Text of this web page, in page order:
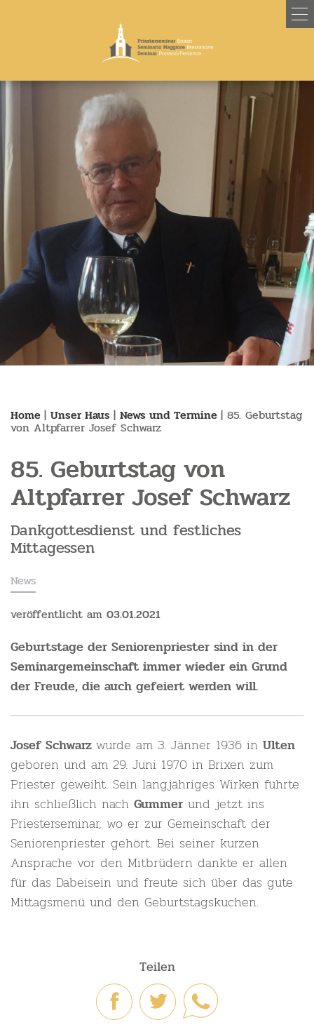
Home | Unser Haus | News und Termine | 85. Geburtstag
von Altpfarrer Josef Schwarz
85. Geburtstag von
Altpfarrer Josef Schwarz
Dankgottesdienst und festliches
Mittagessen
News
veröffentlicht am 03.01.2021
Geburtstage der Seniorenpriester sind in der
Seminargemeinschaft immer wieder ein Grund
der Freude, die auch gefeiert werden will.
Josef Schwarz wurde am 3. Jänner 1936 in Ulten
geboren und am 29. Juni 1970 in Brixen zum
Priester geweiht. Sein langjähriges Wirken führte
ihn schließlich nach Gummer und jetzt ins
Priesterseminar, wo er zur Gemeinschaft der
Seniorenpriester gehört. Bei seiner kurzen
Ansprache vor den Mitbrüdern dankte er allen
für das Dabeisein und freute sich über das gute
Mittagsmenü und den Geburtstagskuchen.
Teilen